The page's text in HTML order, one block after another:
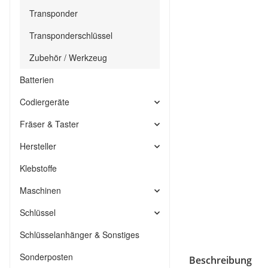
Beschreibung
Transponder
Transponderschlüssel
Zubehör / Werkzeug
Batterien
Codiergeräte
Fräser & Taster
Hersteller
Klebstoffe
Maschinen
Schlüssel
Schlüsselanhänger & Sonstiges
Sonderposten